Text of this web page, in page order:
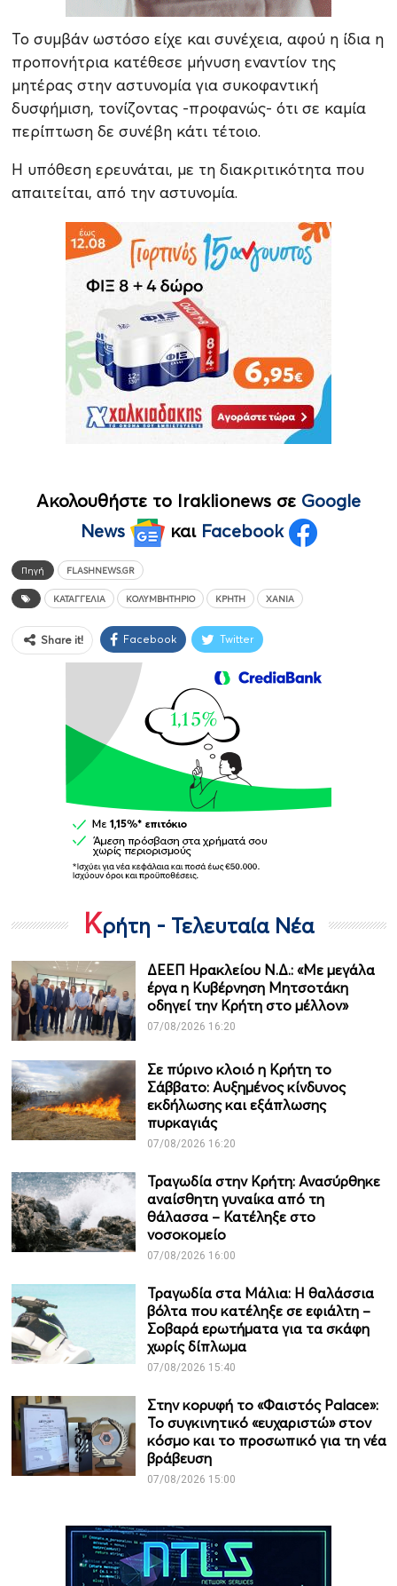
Το συμβάν ωστόσο είχε και συνέχεια, αφού η ίδια η
προπονήτρια κατέθεσε μήνυση εναντίον της
μητέρας στην αστυνομία για συκοφαντική
δυσφήμιση, τονίζοντας -προφανώς- ότι σε καμία
περίπτωση δε συνέβη κάτι τέτοιο.
Η υπόθεση ερευνάται, με τη διακριτικότητα που
απαιτείται, από την αστυνομία.
Ακολουθήστε το Iraklionews σε Google
News
και Facebook
Πηγή FLASHNEWS.GR
ΚΑΤΑΓΓΕΛΊΑ ΚΟΛΥΜΒΗΤΉΡΙΟ ΚΡΉΤΗ ΧΑΝΙΆ
Share it! Facebook Twitter
Κρήτη - Τελευταία Νέα
ΔΕΕΠ Ηρακλείου Ν.Δ.: «Με μεγάλα
έργα η Κυβέρνηση Μητσοτάκη
οδηγεί την Κρήτη στο μέλλον»
07/08/2026 16:20
Σε πύρινο κλοιό η Κρήτη το
Σάββατο: Αυξημένος κίνδυνος
εκδήλωσης και εξάπλωσης
πυρκαγιάς
07/08/2026 16:20
Τραγωδία στην Κρήτη: Ανασύρθηκε
αναίσθητη γυναίκα από τη
θάλασσα – Κατέληξε στο
νοσοκομείο
07/08/2026 16:00
Τραγωδία στα Μάλια: Η θαλάσσια
βόλτα που κατέληξε σε εφιάλτη –
Σοβαρά ερωτήματα για τα σκάφη
χωρίς δίπλωμα
07/08/2026 15:40
Στην κορυφή το «Φαιστός Palace»:
Το συγκινητικό «ευχαριστώ» στον
κόσμο και το προσωπικό για τη νέα
βράβευση
07/08/2026 15:00